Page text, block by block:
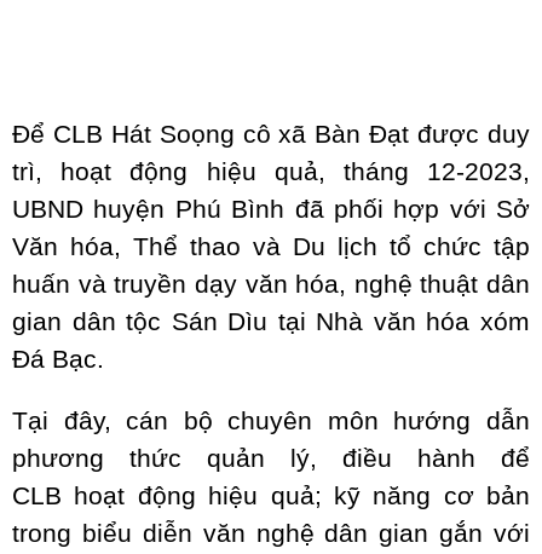
Để CLB Hát Soọng cô xã Bàn Đạt được duy
trì, hoạt động hiệu quả, tháng 12-2023,
UBND huyện Phú Bình đã phối hợp với Sở
Văn hóa, Thể thao và Du lịch tổ chức tập
huấn và truyền dạy văn hóa, nghệ thuật dân
gian dân tộc Sán Dìu tại Nhà văn hóa xóm
Đá Bạc.
Tại đây, cán bộ chuyên môn hướng dẫn
phương thức quản lý, điều hành để
CLB hoạt động hiệu quả; kỹ năng cơ bản
trong biểu diễn văn nghệ dân gian gắn với